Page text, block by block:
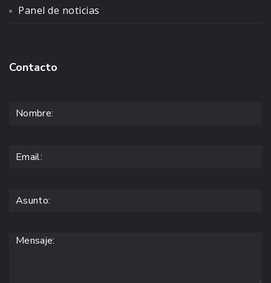
Panel de noticias
Contacto